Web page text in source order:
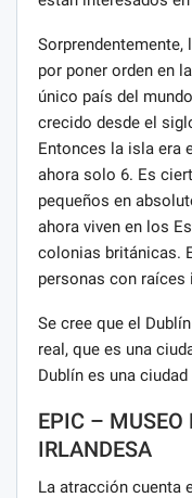
por poner orden en
único país del
crecido desde el
Entonces la isla era
ahora solo 6. Es
pequeños en
ahora viven en los
colonias británicas.
personas con raíces
Se cree que el
real, que es una
Dublín es una
EPIC – MUSEO
IRLANDESA
La atracción cuenta